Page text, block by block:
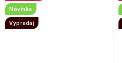
Novinka
Výpredaj